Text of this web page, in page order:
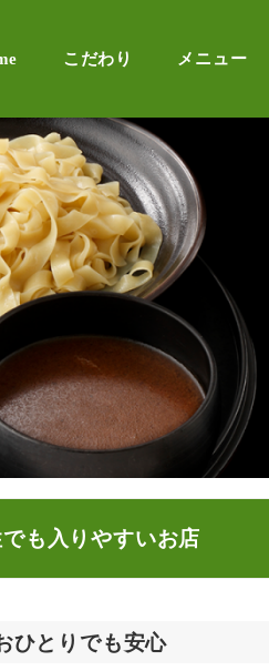
こだわり メニュー
も入りやすいお店
ひとりでも安心